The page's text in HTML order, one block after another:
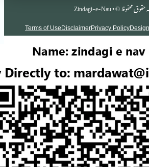
Disclaimer
Terms of Use